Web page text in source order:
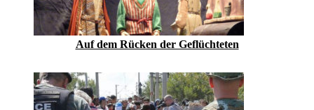
Auf dem Rücken der Geflüchteten